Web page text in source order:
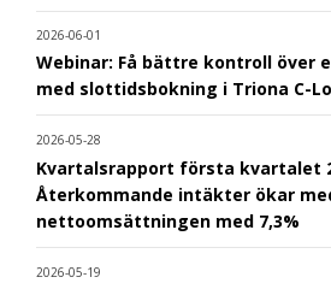
2026-06-01
Webinar: Få bättre kontroll över
med slottidsbokning i Triona C-
2026-05-28
Kvartalsrapport första kvartalet
Återkommande intäkter ökar
nettoomsättningen med 7,3%
2026-05-19